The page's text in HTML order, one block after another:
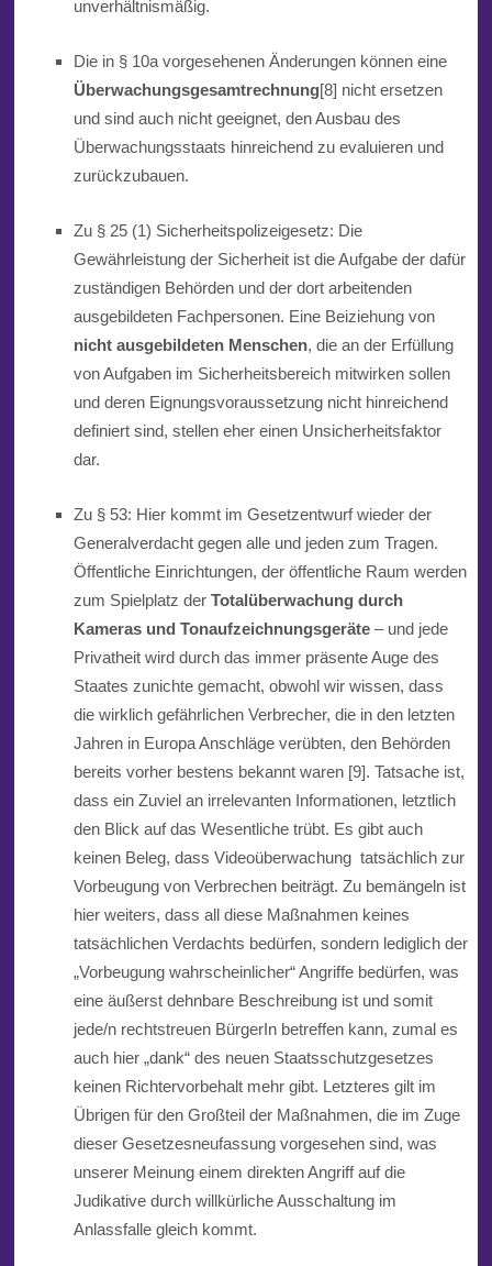
unverhältnismäßig.
Die in § 10a vorgesehenen Änderungen können eine
Überwachungsgesamtrechnung[8] nicht ersetzen
und sind auch nicht geeignet, den Ausbau des
Überwachungsstaats hinreichend zu evaluieren und
zurückzubauen.
Zu § 25 (1) Sicherheitspolizeigesetz: Die
Gewährleistung der Sicherheit ist die Aufgabe der dafür
zuständigen Behörden und derdort arbeitenden
ausgebildeten Fachpersonen. Eine Beiziehung von
nicht ausgebildeten Menschen, die an der Erfüllung
von Aufgaben im Sicherheitsbereich mitwirken sollen
und deren Eignungsvoraussetzung nicht hinreichend
definiert sind, stellen eher einen Unsicherheitsfaktor
dar.
Zu § 53: Hier kommt im Gesetzentwurf wieder der
Generalverdacht gegen alle und jeden zum Tragen.
Öffentliche Einrichtungen, der öffentliche Raum werden
zum Spielplatz der Totalüberwachung durch
Kameras und Tonaufzeichnungsgeräte – und jede
Privatheit wird durch das immer präsente Auge des
Staates zunichte gemacht, obwohl wir wissen, dass
die wirklich gefährlichen Verbrecher, die in den letzten
Jahren in Europa Anschläge verübten, den Behörden
bereits vorher bestens bekannt waren [9]. Tatsache ist,
dass ein Zuviel an irrelevanten Informationen, letztlich
den Blick auf das Wesentliche trübt. Es gibt auch
keinen Beleg, dass Videoüberwachung tatsächlich zur
Vorbeugung von Verbrechen beiträgt. Zu bemängeln ist
hier weiters, dass all diese Maßnahmen keines
tatsächlichen Verdachts bedürfen, sondern lediglich der
„Vorbeugung wahrscheinlicher“ Angriffe bedürfen, was
eine äußerst dehnbare Beschreibung ist und somit
jede/n rechtstreuen BürgerIn betreffen kann, zumal es
auch hier „dank“ des neuen Staatsschutzgesetzes
keinen Richtervorbehalt mehr gibt. Letzteres gilt im
Übrigen für den Großteil der Maßnahmen, die im Zuge
dieser Gesetzesneufassung vorgesehen sind, was
unserer Meinung einem direkten Angriff auf die
Judikative durch willkürliche Ausschaltung im
Anlassfalle gleich kommt.